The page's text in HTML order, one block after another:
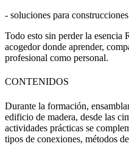
- soluciones para
Todo esto sin perder la
acogedor donde aprender,
profesional como personal.
CONTENIDOS
Durante la formación,
edificio de madera, desde las
actividades prácticas se
tipos de conexiones, métodos